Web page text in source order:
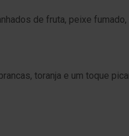
de fruta, peixe
toranja e um toque